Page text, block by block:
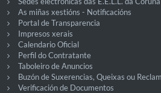
As miñas xestións - Notificacións
Portal de Transparencia
Impresos xerais
Calendario Oficial
Perfil do Contratante
Taboleiro de Anuncios
Buzón de Suxerencias, Queixas ou
Verificación de Documentos